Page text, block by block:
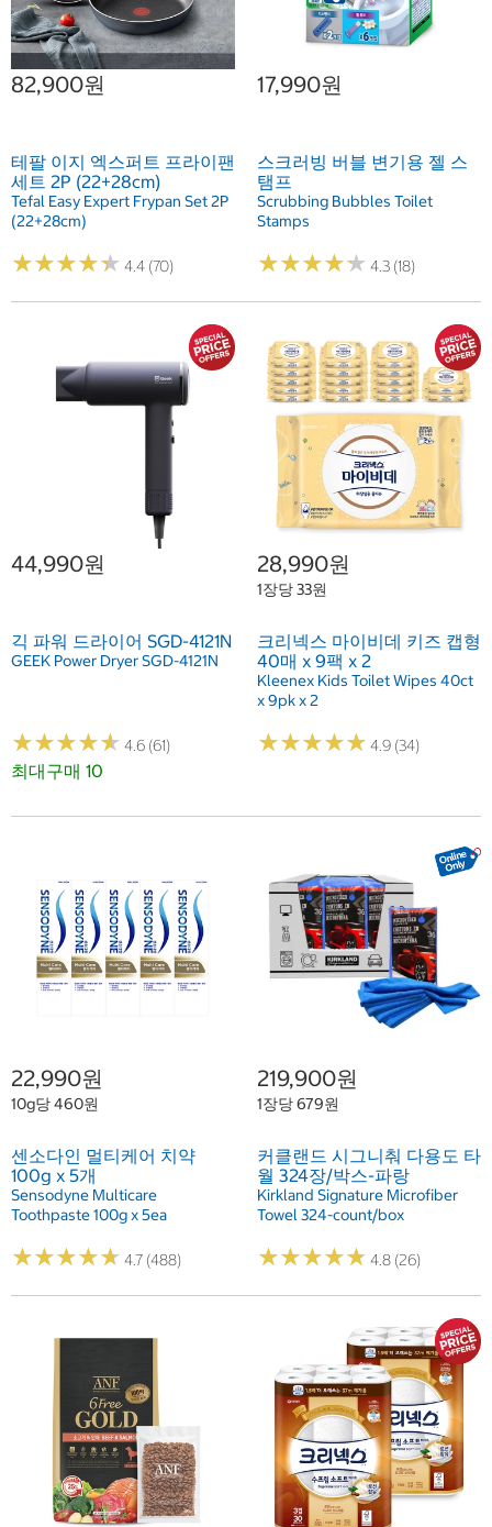
82,900원
테팔 이지 엑스퍼트 프라이팬
세트 2P (22+28cm)
Tefal Easy Expert Frypan Set 2P
(22+28cm)
★★★★★
★★★★★ 4.4 (70)
17,990원
스크러빙 버블 변기용 젤 스
탬프
Scrubbing Bubbles Toilet
Stamps
★★★★★
★★★★★ 4.3 (18)
44,990원
긱 파워 드라이어 SGD-4121N
GEEK Power Dryer SGD-4121N
★★★★★
★★★★★ 4.6 (61)
최대구매 10
28,990원
1장당 33원
크리넥스 마이비데 키즈 캡형
40매 x 9팩 x 2
Kleenex Kids Toilet Wipes 40ct
x 9pk x 2
★★★★★
★★★★★ 4.9 (34)
22,990원
10g당 460원
센소다인 멀티케어 치약
100g x 5개
Sensodyne Multicare
Toothpaste 100g x 5ea
★★★★★
★★★★★ 4.7 (488)
219,900원
1장당 679원
커클랜드 시그니춰 다용도 타
월 324장/박스-파랑
Kirkland Signature Microfiber
Towel 324-count/box
★★★★★
★★★★★ 4.8 (26)